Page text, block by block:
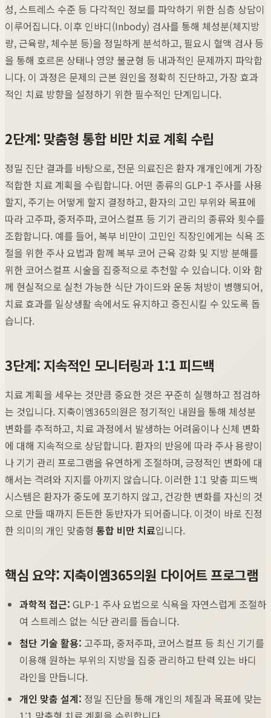
성, 스트레스 수준 등 다각적인 정보를 파악하기 위한 심층 상담이
이루어집니다. 이후 인바디(Inbody) 검사를 통해 체성분(체지방
량, 근육량, 체수분 등)을 정밀하게 분석하고, 필요시 혈액 검사 등
을 통해 호르몬 상태나 영양 불균형 등 내과적인 문제까지 파악합
니다. 이 과정은 문제의 근본 원인을 정확히 진단하고, 가장 효과
적인 치료 방향을 설정하기 위한 필수적인 단계입니다.
2단계: 맞춤형 통합 비만 치료 계획 수립
정밀 진단 결과를 바탕으로, 전문 의료진은 환자 개개인에게 가장
적합한 치료 계획을 수립합니다. 어떤 종류의 GLP-1 주사를 사용
할지, 주기는 어떻게 할지 결정하고, 환자의 고민 부위와 목표에
따라 고주파, 중저주파, 코어스컬프 등 기기 관리의 종류와 횟수를
조합합니다. 예를 들어, 복부 비만이 고민인 직장인에게는 식욕 조
절을 위한 주사 요법과 함께 복부 코어 근육 강화 및 지방 분해를
위한 코어스컬프 시술을 집중적으로 추천할 수 있습니다. 이와 함
께 현실적으로 실천 가능한 식단 가이드와 운동 처방이 병행되어,
치료 효과를 일상생활 속에서도 유지하고 증진시킬 수 있도록 돕
습니다.
3단계: 지속적인 모니터링과 1:1 피드백
치료 계획을 세우는 것만큼 중요한 것은 꾸준히 실행하고 점검하
는 것입니다. 지축이엠365의원은 정기적인 내원을 통해 체성분
변화를 추적하고, 치료 과정에서 발생하는 어려움이나 신체 변화
에 대해 지속적으로 상담합니다. 환자의 반응에 따라 주사 용량이
나 기기 관리 프로그램을 유연하게 조절하며, 긍정적인 변화에 대
해서는 격려와 지지를 아끼지 않습니다. 이러한 1:1 맞춤 피드백
시스템은 환자가 중도에 포기하지 않고, 건강한 변화를 자신의 것
으로 만들 때까지 든든한 동반자가 되어줍니다. 이것이 바로 진정
한 의미의 개인 맞춤형 통합 비만 치료입니다.
핵심 요약: 지축이엠365의원 다이어트 프로그램
과학적 접근: GLP-1 주사 요법으로 식욕을 자연스럽게 조절하
여 스트레스 없는 식단 관리를 돕습니다.
첨단 기술 활용: 고주파, 중저주파, 코어스컬프 등 최신 기기를
이용해 원하는 부위의 지방을 집중 관리하고 탄력 있는 바디
라인을 만듭니다.
개인 맞춤 설계: 정밀 진단을 통해 개인의 체질과 목표에 맞는